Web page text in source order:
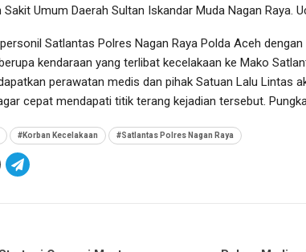
Umum Daerah Sultan Iskandar Muda Nagan Raya.
Satlantas Polres Nagan Raya Polda Aceh
kendaraan yang terlibat kecelakaan ke Mako
perawatan medis dan pihak Satuan Lalu Lintas
cepat mendapati titik terang kejadian tersebut.
#Korban Kecelakaan #Satlantas Polres Nagan Raya